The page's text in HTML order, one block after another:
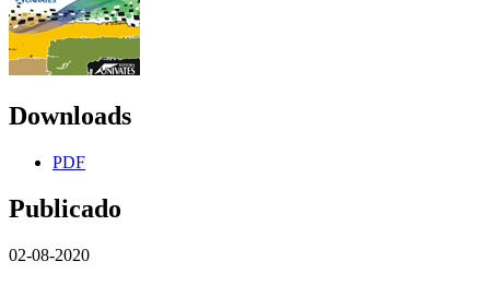
Downloads
PDF
Publicado
02-08-2020